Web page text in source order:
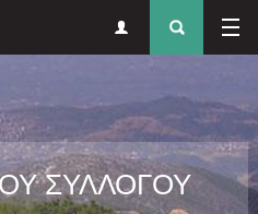
μενού
ΣΥΛΛΟΓΟΥ